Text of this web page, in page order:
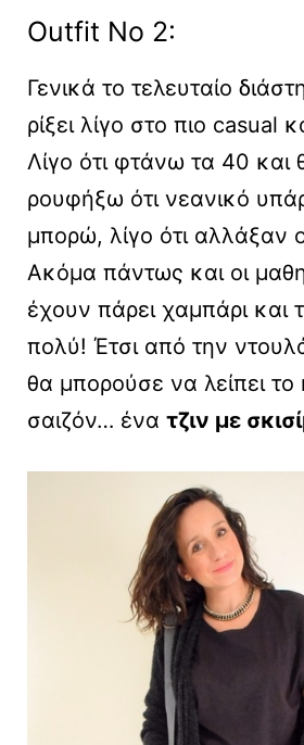
Outfit No 2:
Γενικά το τελευταίο
ρίξει λίγο στο πιο casual
Λίγο ότι φτάνω τα 40 και
ρουφήξω ότι νεανικό
μπορώ, λίγο ότι αλλάξαν
Aκόμα πάντως και οι
έχουν πάρει χαμπάρι και
πολύ! Έτσι από την
θα μπορούσε να λείπει το
σαιζόν… ένα τζιν με